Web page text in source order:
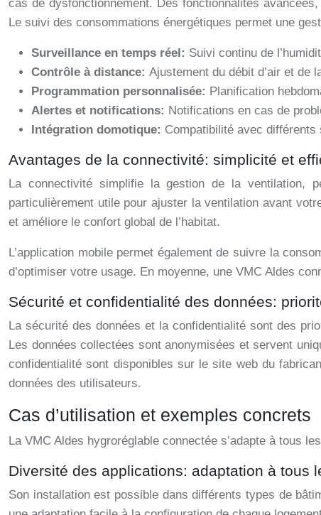
cas de dysfonctionnement. Des fonctionnalités
Le suivi des consommations énergétiques permet une
Surveillance en temps réel: Suivi continu de
Contrôle à distance: Ajustement du débit d’air et de
Programmation personnalisée: Planification
Alertes et notifications: Notifications en cas de
Intégration domotique: Compatibilité avec
Avantages de la connectivité: simplicité et
La connectivité simplifie la gestion de la ventilation,
particulièrement utile pour ajuster la ventilation avant
et améliore le confort global de l’habitat.
L’application mobile permet également de suivre la
d’optimiser votre usage. En moyenne, une VMC Aldes
Sécurité et confidentialité des données:
La sécurité des données et la confidentialité sont des
Les données collectées sont anonymisées et servent
confidentialité sont disponibles sur le site web du
données des utilisateurs.
Cas d’utilisation et exemples concrets
La VMC Aldes hygroréglable connectée s’adapte à tous
Diversité des applications: adaptation à tous
Son installation est possible dans différents types de